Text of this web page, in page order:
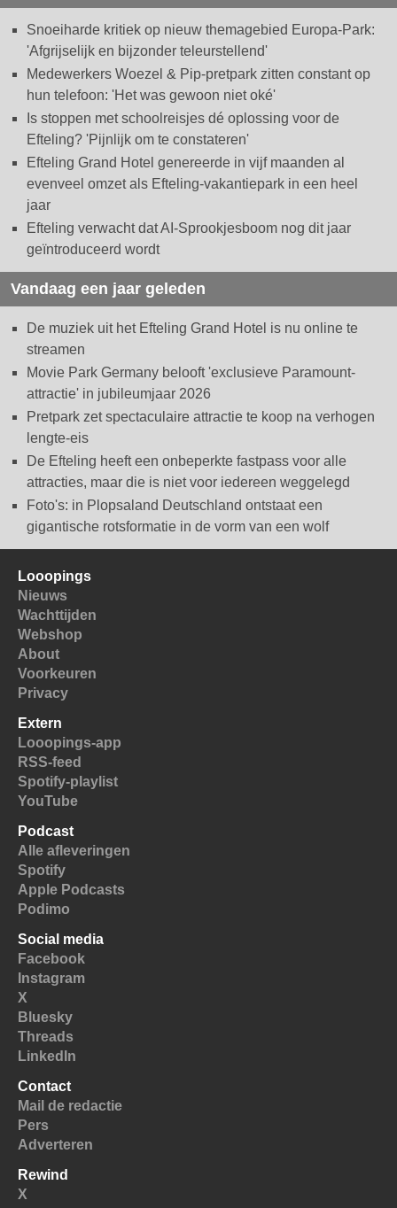
Snoeiharde kritiek op nieuw themagebied Europa-Park:
'Afgrijselijk en bijzonder teleurstellend'
Medewerkers Woezel & Pip-pretpark zitten constant op
hun telefoon: 'Het was gewoon niet oké'
Is stoppen met schoolreisjes dé oplossing voor de
Efteling? 'Pijnlijk om te constateren'
Efteling Grand Hotel genereerde in vijf maanden al
evenveel omzet als Efteling-vakantiepark in een heel
jaar
Efteling verwacht dat AI-Sprookjesboom nog dit jaar
geïntroduceerd wordt
Vandaag een jaar geleden
De muziek uit het Efteling Grand Hotel is nu online te
streamen
Movie Park Germany belooft 'exclusieve Paramount-
attractie' in jubileumjaar 2026
Pretpark zet spectaculaire attractie te koop na verhogen
lengte-eis
De Efteling heeft een onbeperkte fastpass voor alle
attracties, maar die is niet voor iedereen weggelegd
Foto's: in Plopsaland Deutschland ontstaat een
gigantische rotsformatie in de vorm van een wolf
Looopings
Nieuws
Wachttijden
Webshop
About
Voorkeuren
Privacy
Extern
Looopings-app
RSS-feed
Spotify-playlist
YouTube
Podcast
Alle afleveringen
Spotify
Apple Podcasts
Podimo
Social media
Facebook
Instagram
X
Bluesky
Threads
LinkedIn
Contact
Mail de redactie
Pers
Adverteren
Rewind
X